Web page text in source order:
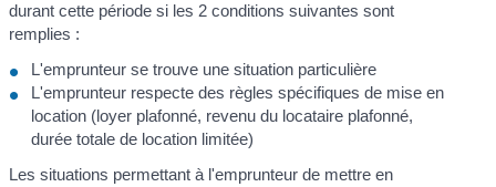
durant cette période si les 2 conditions suivantes sont
remplies :
L'emprunteur se trouve une situation particulière
L'emprunteur respecte des règles spécifiques de mise en
location (loyer plafonné, revenu du locataire plafonné,
durée totale de location limitée)
Les situations permettant à l'emprunteur de mettre en